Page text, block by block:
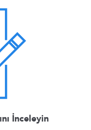
İnceleyin